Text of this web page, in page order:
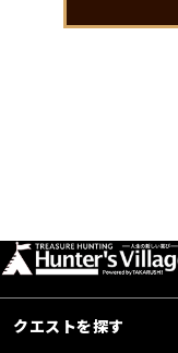
クエストを探す